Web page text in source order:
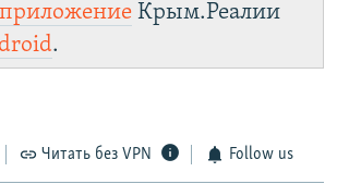
приложение Крым.Реалии
.
Читать без VPN Follow us